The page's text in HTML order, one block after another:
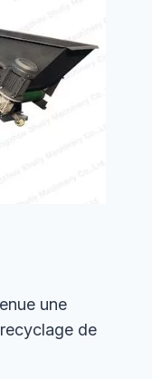
une
de